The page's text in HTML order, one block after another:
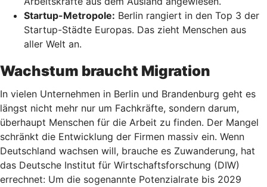
Startup-Metropole: Berlin rangiert in den Top 3 der
Startup-Städte Europas. Das zieht Menschen aus
aller Welt an.
Wachstum braucht Migration
In vielen Unternehmen in Berlin und Brandenburg geht es
längst nicht mehr nur um Fachkräfte, sondern darum,
überhaupt Menschen für die Arbeit zu finden. Der Mangel
schränkt die Entwicklung der Firmen massiv ein. Wenn
Deutschland wachsen will, brauche es Zuwanderung, hat
das Deutsche Institut für Wirtschaftsforschung (DIW)
errechnet: Um die sogenannte Potenzialrate bis 2029